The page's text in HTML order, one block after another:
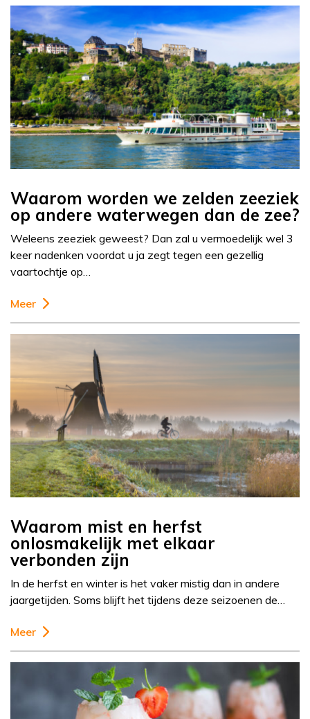
Waarom worden we zelden zeeziek
op andere waterwegen dan de zee?
Weleens zeeziek geweest? Dan zal u vermoedelijk wel 3
keer nadenken voordat u ja zegt tegen een gezellig
vaartochtje op…
Meer
Waarom mist en herfst
onlosmakelijk met elkaar
verbonden zijn
In de herfst en winter is het vaker mistig dan in andere
jaargetijden. Soms blijft het tijdens deze seizoenen de…
Meer